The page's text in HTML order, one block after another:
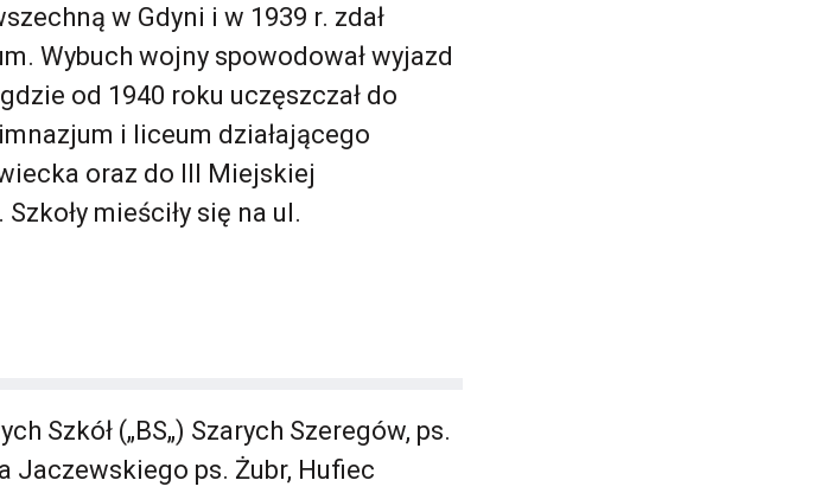
w Gdyni i w 1939 r. zdał
Wybuch wojny spowodował wyjazd
od 1940 roku uczęszczał do
i liceum działającego
oraz do III Miejskiej
mieściły się na ul.
Szkół („BS„) Szarych Szeregów, ps.
Jaczewskiego ps. Żubr, Hufiec